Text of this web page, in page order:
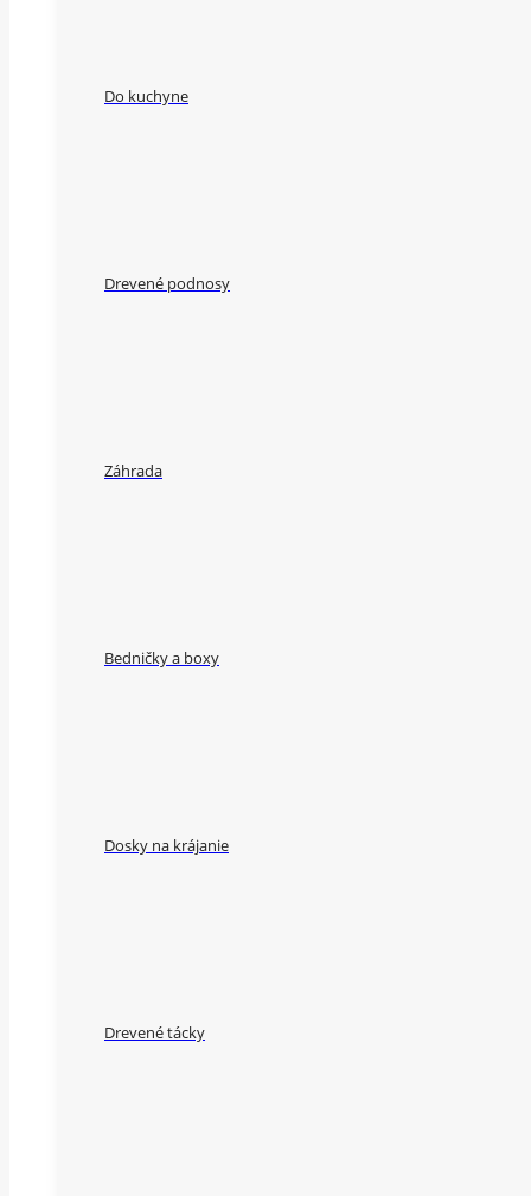
Do kuchyne
Drevené podnosy
Záhrada
Bedničky a boxy
Dosky na krájanie
Drevené tácky